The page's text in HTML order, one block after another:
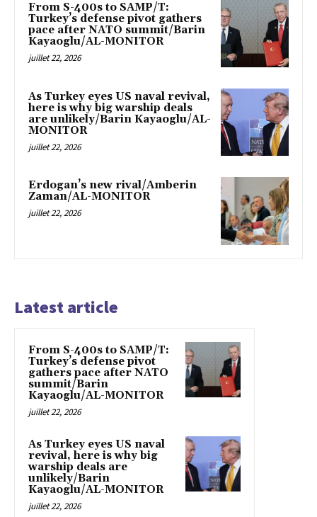
From S-400s to SAMP/T:
Turkey’s defense pivot gathers
pace after NATO summit/Barin
Kayaoglu/AL-MONITOR
juillet 22, 2026
As Turkey eyes US naval revival,
here is why big warship deals
are unlikely/Barin Kayaoglu/AL-
MONITOR
juillet 22, 2026
Erdogan’s new rival/Amberin
Zaman/AL-MONITOR
juillet 22, 2026
Latest article
From S-400s to SAMP/T:
Turkey’s defense pivot
gathers pace after NATO
summit/Barin
Kayaoglu/AL-MONITOR
juillet 22, 2026
As Turkey eyes US naval
revival, here is why big
warship deals are
unlikely/Barin
Kayaoglu/AL-MONITOR
juillet 22, 2026